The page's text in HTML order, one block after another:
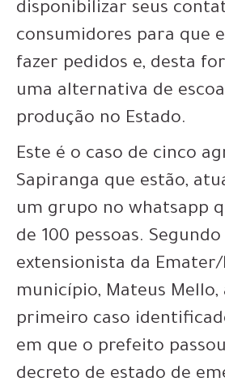
disponibilizar seus
consumidores para que
fazer pedidos e, desta
uma alternativa de
produção no Estado.
Este é o caso de cinco
Sapiranga que estão,
um grupo no whatsapp
de 100 pessoas. Segundo
extensionista da Emater/
município, Mateus Mello,
primeiro caso
em que o prefeito
decreto de estado de